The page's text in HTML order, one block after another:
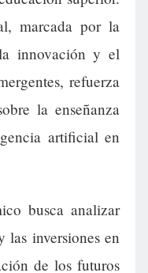
marcada por la
innovación y el
refuerza
la enseñanza
artificial en
busca analizar
inversiones en
de los futuros